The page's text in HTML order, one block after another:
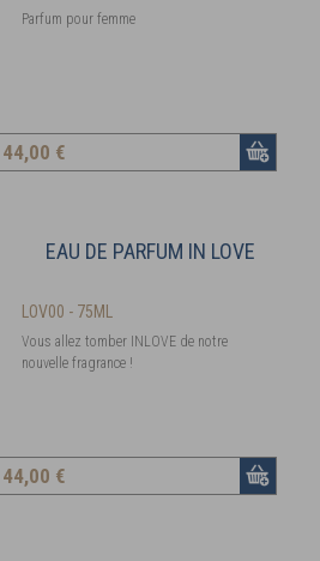
Parfum pour femme
44,00 €
EAU DE PARFUM IN LOVE
LOV00 - 75ML
Vous allez tomber INLOVE de notre
nouvelle fragrance !
44,00 €